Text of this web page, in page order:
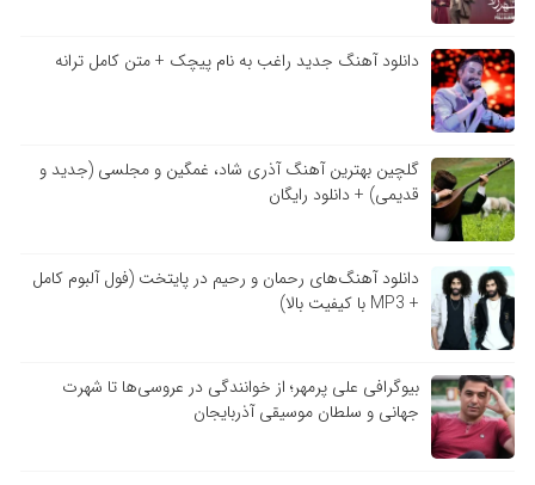
دانلود آهنگ جدید راغب به نام پیچک + متن کامل ترانه
گلچین بهترین آهنگ آذری شاد، غمگین و مجلسی (جدید و
قدیمی) + دانلود رایگان
دانلود آهنگ‌های رحمان و رحیم در پایتخت (فول آلبوم کامل
+ MP3 با کیفیت بالا)
بیوگرافی علی پرمهر؛ از خوانندگی در عروسی‌ها تا شهرت
جهانی و سلطان موسیقی آذربایجان